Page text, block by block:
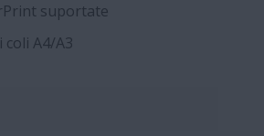
suportate
A4/A3